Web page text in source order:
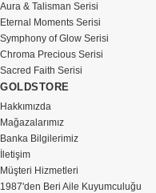
Aura & Talisman Serisi
Eternal Moments Serisi
Symphony of Glow Serisi
Chroma Precious Serisi
Sacred Faith Serisi
GOLDSTORE
Hakkımızda
Mağazalarımız
Banka Bilgilerimiz
İletişim
Müşteri Hizmetleri
1987'den Beri Aile Kuyumculuğu